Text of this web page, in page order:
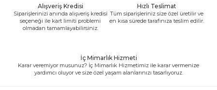
Alışveriş Kredisi
Siparişlerinizi anında alışveriş kredisi
seçeneği ile kart limiti problemi
olmadan tamamlayabilirsiniz.
Hızlı Teslimat
Tüm siparişleriniz size özel üretilir ve
en kısa sürede tarafınıza teslim edilir.
İç Mimarlık Hizmeti
Karar veremiyor musunuz? İç Mimarlık Hizmetimiz ile karar vermenize
yardımcı oluyor ve size özel yaşam alanlarınızı tasarlıyoruz.